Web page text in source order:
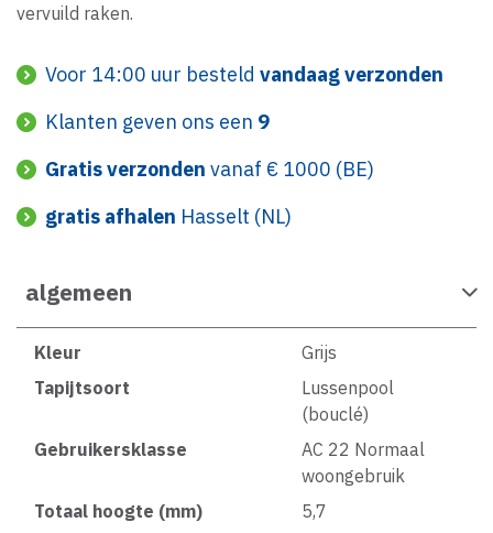
vervuild raken.
Voor 14:00 uur besteld vandaag verzonden
Klanten geven ons een 9
Gratis verzonden vanaf € 1000 (BE)
gratis afhalen Hasselt (NL)
algemeen
Kleur
Grijs
Tapijtsoort
Lussenpool
(bouclé)
Gebruikersklasse
AC 22 Normaal
woongebruik
Totaal hoogte (mm)
5,7